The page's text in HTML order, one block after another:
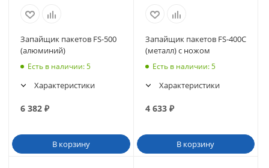
Запайщик пакетов FS-500
(алюминий)
Есть в наличии: 5
Характеристики
6 382 ₽
В корзину
Запайщик пакетов FS-400С
(металл) с ножом
Есть в наличии: 5
Характеристики
4 633₽
В корзину